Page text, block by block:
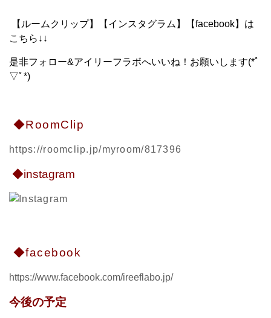
【ルームクリップ】【インスタグラム】【facebook】は
こちら↓↓
是非フォロー&アイリーフラボへいいね！お願いします(*ﾟ
▽ﾟ*)
◆RoomClip
https://roomclip.jp/myroom/817396
◆instagram
◆facebook
https://www.facebook.com/ireeflabo.jp/
今後の予定